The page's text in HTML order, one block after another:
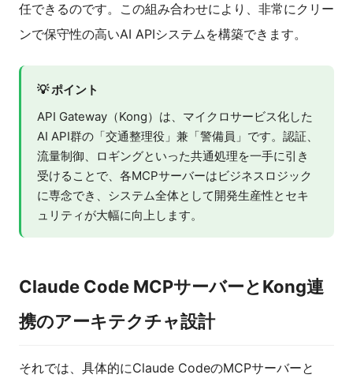
任できるのです。この組み合わせにより、非常にクリー
ンで保守性の高いAI APIシステムを構築できます。
💡 ポイント
API Gateway（Kong）は、マイクロサービス化した
AI API群の「交通整理役」兼「警備員」です。認証、
流量制御、ロギングといった共通処理を一手に引き
受けることで、各MCPサーバーはビジネスロジック
に専念でき、システム全体として開発生産性とセキ
ュリティが大幅に向上します。
Claude Code MCPサーバーとKong連
携のアーキテクチャ設計
それでは、具体的にClaude CodeのMCPサーバーと